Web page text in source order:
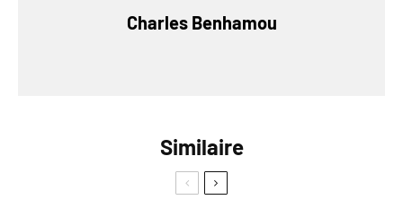
Charles Benhamou
Similaire